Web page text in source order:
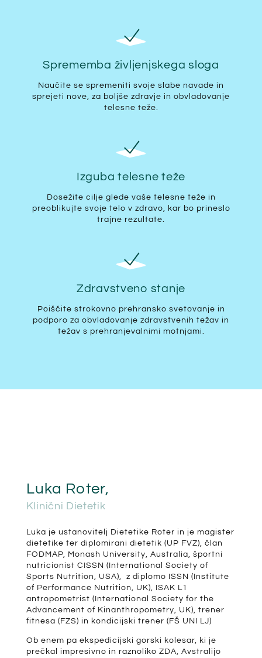
Sprememba življenjskega sloga
Naučite se spremeniti svoje slabe navade in
sprejeti nove, za boljše zdravje in obvladovanje
telesne teže.
Izguba telesne teže
Dosežite cilje glede vaše telesne teže in
preoblikujte svoje telo v zdravo, kar bo prineslo
trajne rezultate.
Zdravstveno stanje
Poiščite strokovno prehransko svetovanje in
podporo za obvladovanje zdravstvenih težav in
težav s prehranjevalnimi motnjami.
Luka Roter,
Klinični Dietetik
Luka je ustanovitelj Dietetike Roter in je magister
dietetike ter diplomirani dietetik (UP FVZ), član
FODMAP, Monash University, Australia, športni
nutricionist CISSN (International Society of
Sports Nutrition, USA), z diplomo ISSN (Institute
of Performance Nutrition, UK), ISAK L1
antropometrist (International Society for the
Advancement of Kinanthropometry, UK), trener
fitnesa (FZS) in kondicijski trener (FŠ UNI LJ)
Ob enem pa ekspedicijski gorski kolesar, ki je
prečkal impresivno in raznoliko ZDA, Avstralijo